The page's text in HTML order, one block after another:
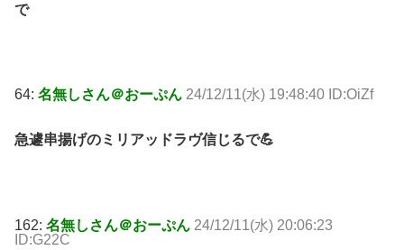
で
64: 名無しさん＠おーぷん 24/12/11(水) 19:48:40 ID:OiZf
急遽串揚げのミリアッドラヴ信じるで💪
162: 名無しさん＠おーぷん 24/12/11(水) 20:06:23
ID:G22C